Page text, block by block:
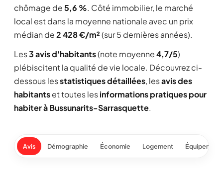
chômage de5,6 %. Côté immobilier, le marché
local est dans la moyenne nationale avec un prix
médian de2 428 €/m²(sur 5 dernières années).
Les3 avis d'habitants(note moyenne4,7/5)
plébiscitent la qualité de vie locale. Découvrez ci-
dessous lesstatistiques détaillées, lesavis des
habitantset toutes lesinformations pratiques pour
habiter à Bussunarits-Sarrasquette.
Avis Démographie Économie Logement